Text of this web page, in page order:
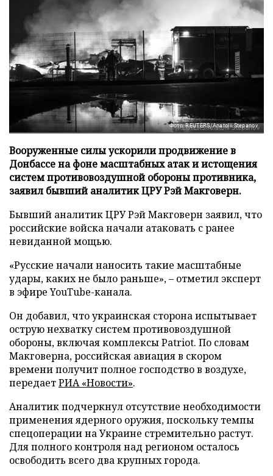
Фото: REUTERS/Anatolii Stepanov
Вооруженные силы ускорили продвижение в
Донбассе на фоне масштабных атак и истощения
систем противовоздушной обороны противника,
заявил бывший аналитик ЦРУ Рэй Макговерн.
Бывший аналитик ЦРУ Рэй Макговерн заявил, что
российские войска начали атаковать с ранее
невиданной мощью.
«Русские начали наносить такие масштабные
удары, каких не было раньше», – отметил эксперт
в эфире YouTube-канала.
Он добавил, что украинская сторона испытывает
острую нехватку систем противовоздушной
обороны, включая комплексы Patriot. По словам
Макговерна, российская авиация в скором
времени получит полное господство в воздухе,
передаетРИА «Новости».
Аналитик подчеркнул отсутствие необходимости
применения ядерного оружия, поскольку темпы
спецоперации на Украине стремительно растут.
Для полного контроля над регионом осталось
освободить всего два крупных города.